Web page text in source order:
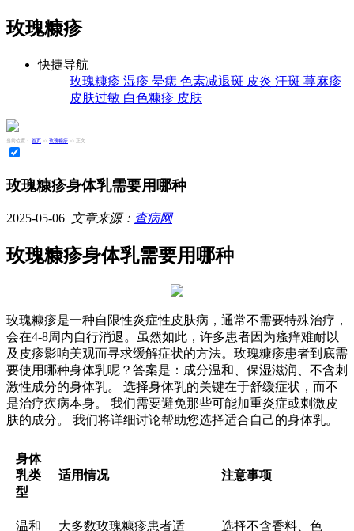
玫瑰糠疹
快捷导航
玫瑰糠疹 湿疹 晕痣 色素减退斑 皮炎 汗斑 荨麻疹
皮肤过敏 白色糠疹 皮肤
当前位置： 首页 >> 玫瑰糠疹 >> 正文
玫瑰糠疹身体乳需要用哪种
2025-05-06 文章来源： 查病网
玫瑰糠疹身体乳需要用哪种
玫瑰糠疹是一种自限性炎症性皮肤病，通常不需要特殊治疗，
会在4-8周内自行消退。虽然如此，许多患者因为瘙痒难耐以
及皮疹影响美观而寻求缓解症状的方法。玫瑰糠疹患者到底需
要使用哪种身体乳呢？答案是：成分温和、保湿滋润、不含刺
激性成分的身体乳。 选择身体乳的关键在于舒缓症状，而不
是治疗疾病本身。 我们需要避免那些可能加重炎症或刺激皮
肤的成分。 我们将详细讨论帮助您选择适合自己的身体乳。
身体
乳类
型
适用情况 注意事项
温和
大多数玫瑰糠疹患者适
选择不含香料、色